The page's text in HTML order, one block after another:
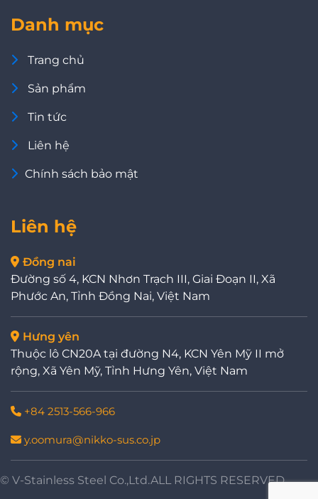
Danh mục
Trang chủ
Sản phẩm
Tin tức
Liên hệ
Chính sách bảo mật
Liên hệ
Đồng nai
Đường số 4, KCN Nhơn Trạch III, Giai Đoạn II, Xã
Phước An, Tỉnh Đồng Nai, Việt Nam
Hưng yên
Thuộc lô CN20A tại đường N4, KCN Yên Mỹ II mở
rộng, Xã Yên Mỹ, Tỉnh Hưng Yên, Việt Nam
+84 2513-566-966
y.oomura@nikko-sus.co.jp
© V-Stainless Steel Co.,Ltd.ALL RIGHTS RESERVED